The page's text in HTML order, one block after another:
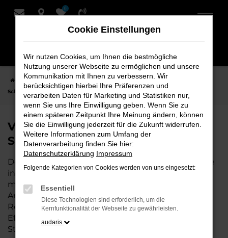
Zum
0
Startseite Bremervörde VW
VW T7 Transporter Fahrzeuge bei
Schmidt + Koch für Bremervörde
VW T7 Transporter Fahrzeuge bei
Schmidt + Koch für Bremervörde
Der VW T7 Transporter ist die perfekte Wahl für alle
in Bremervörde, die ein zuverlässiges und
modernes Fahrzeug suchen. Ob für den täglichen
Arbeitsweg, Wochenendausflüge oder lange
Reisen, der VW T7 Transporter bietet Komfort,
Effizienz und modernes Design, das sowohl in der
Stadt als auch auf dem Land glänzt.
Cookie Einstellungen
Wir nutzen Cookies, um Ihnen die bestmögliche
Nutzung unserer Webseite zu ermöglichen und unsere
Kommunikation mit Ihnen zu verbessern. Wir
berücksichtigen hierbei Ihre Präferenzen und
verarbeiten Daten für Marketing und Statistiken nur,
wenn Sie uns Ihre Einwilligung geben. Wenn Sie zu
einem späteren Zeitpunkt Ihre Meinung ändern, können
Sie die Einwilligung jederzeit für die Zukunft widerrufen.
Weitere Informationen zum Umfang der
Datenverarbeitung finden Sie hier:
Datenschutzerklärung Impressum
Folgende Kategorien von Cookies werden von uns eingesetzt:
Essentiell
Diese Technologien sind erforderlich, um die
Kernfunktionalität der Webseite zu gewährleisten.
audaris